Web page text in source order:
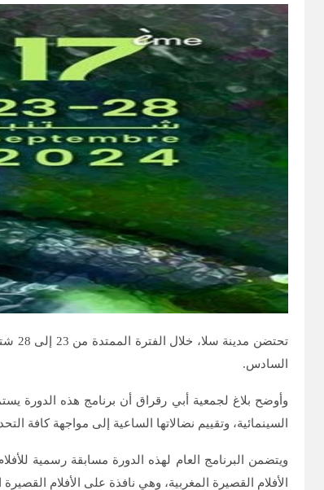
السادس.
وأوضح بلاغ لجمعية أبي رقراق أن برنامج هذه الدورة
السينمائية، وتقييم نضالاتها الساعية إلى مواجهة كافة
ويتضمن البرنامج العام لهذه الدورة مسابقة رسمية
الأفلام القصيرة المغربية، وهي نافذة على الأفلام